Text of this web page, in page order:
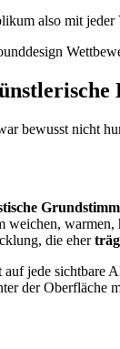
also mit jeder
bewusst nicht
weichen,
die eher
jede sichtbare
der Oberfläche